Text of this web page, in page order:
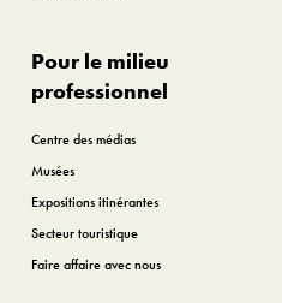
Pour le milieu
professionnel
Centre des médias
Musées
Expositions itinérantes
Secteur touristique
Faire affaire avec nous